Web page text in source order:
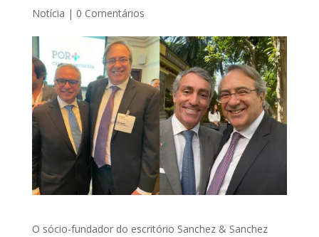
Notícia | 0 Comentários
O sócio-fundador do escritório Sanchez & Sanchez